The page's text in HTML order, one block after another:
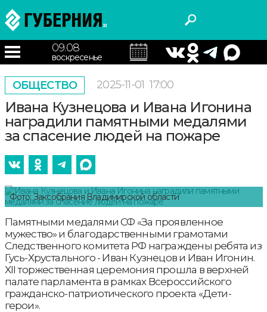
09.08
воскресенье
ОБЩЕСТВО 2025-11-01 17:00
Ивана Кузнецова и Ивана Игонина
наградили памятными медалями
за спасение людей на пожаре
Фото: Заксобрания Владимирской области
Памятными медалями СФ «За проявленное
мужество» и благодарственными грамотами
Следственного комитета РФ награждены ребята из
Гусь-Хрустального - Иван Кузнецов и Иван Игонин.
XII торжественная церемония прошла в верхней
палате парламента в рамках Всероссийского
гражданско-патриотического проекта «Дети-
герои».